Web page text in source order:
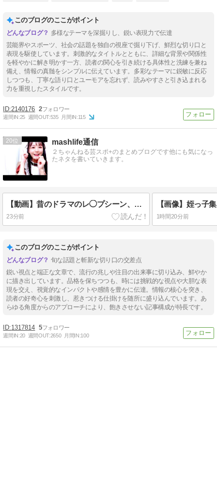
このブログのここがポイント
多様なテーマを深掘りし、鋭い表現力で伝達
芸能界やスポーツ、社会の話題を独自の視座で掘り下げ、鮮烈な切り口と
表現を駆使しています。刺激的なタイトルとともに、詳細な背景や関係性
を軽やかに解き明かす一方、読者の関心を引き続ける具体性と洗練を兼ね
備え、情報の真髄をシンプルに伝えています。多彩なテーマに鋭敏に反応
しつつも、丁寧な語り口とユーモアを忘れず、読みやすさと引き込まれる
力を重視したスタイルです。
2140176 2
週間IN:25 週間OUT:535 月間IN:115
20 mashlife通信
２ちゃんねる芸スポ+のまとめブログです他にも気になっ
たネタを書いていきます。
【動画】昔のドラマのレ◯プシーン、今見るとアウトすぎるｗｗｗｗｗｗｗｗｗ
23分前 1時間20分前
このブログのここがポイント
旬な話題と斬新な切り口の交差点
鋭い視点と端正な文章で、流行の兆しや注目の出来事に切り込み、鮮やか
に描き出しています。品格を保ちつつも、時には挑戦的な視点や大胆な表
現を交え、視覚的なインパクトや感情を豊かに伝達。情報の核心を突き、
読者の好奇心を刺激し、惹きつける仕掛けを随所に盛り込んでいます。あ
らゆる角度からのアプローチにより、飽きさせない記事構成が特長です。
1317814 5
週間IN:20 週間OUT:2650 月間IN:100